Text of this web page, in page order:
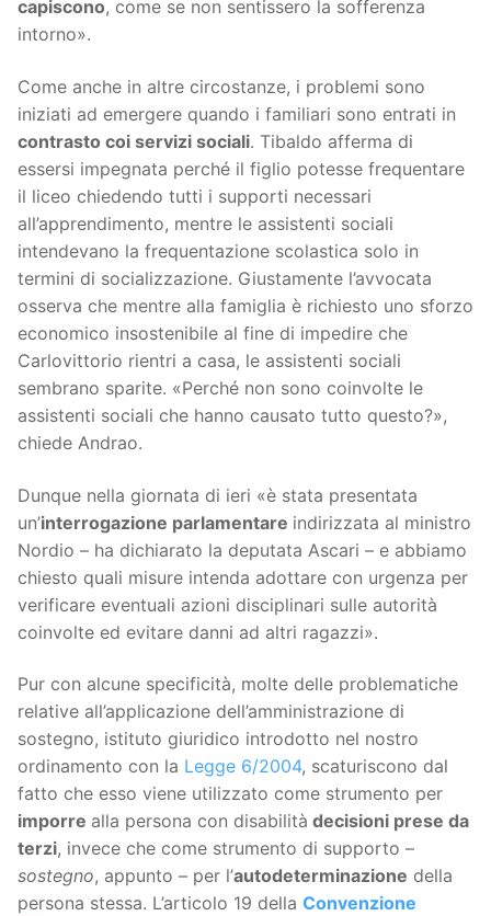
capiscono, come se non sentissero la sofferenza
intorno».
Come anche in altre circostanze, i problemi sono
iniziati ad emergere quando i familiari sono entrati in
contrasto coi servizi sociali. Tibaldo afferma di
essersi impegnata perché il figlio potesse frequentare
il liceo chiedendo tutti i supporti necessari
all’apprendimento, mentre le assistenti sociali
intendevano la frequentazione scolastica solo in
termini di socializzazione. Giustamente l’avvocata
osserva che mentre alla famiglia è richiesto uno sforzo
economico insostenibile al fine di impedire che
Carlovittorio rientri a casa, le assistenti sociali
sembrano sparite. «Perché non sono coinvolte le
assistenti sociali che hanno causato tutto questo?»,
chiede Andrao.
Dunque nella giornata di ieri «è stata presentata
un’interrogazione parlamentare indirizzata al ministro
Nordio – ha dichiarato la deputata Ascari – e abbiamo
chiesto quali misure intenda adottare con urgenza per
verificare eventuali azioni disciplinari sulle autorità
coinvolte ed evitare danni ad altri ragazzi».
Pur con alcune specificità, molte delle problematiche
relative all’applicazione dell’amministrazione di
sostegno, istituto giuridico introdotto nel nostro
ordinamento con la Legge 6/2004, scaturiscono dal
fatto che esso viene utilizzato come strumento per
imporre alla persona con disabilità decisioni prese da
terzi, invece che come strumento di supporto –
sostegno, appunto – per l’autodeterminazione della
persona stessa. L’articolo 19 della Convenzione